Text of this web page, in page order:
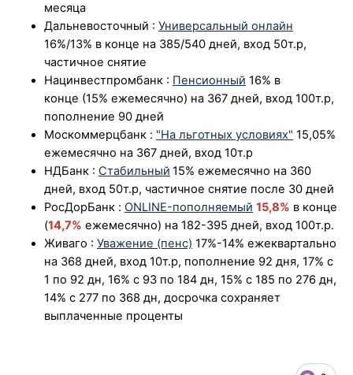
месяца
Дальневосточный : Универсальный онлайн
16%/13% в конце на 385/540 дней, вход 50т.р,
частичное снятие
Нацинвестпромбанк : Пенсионный 16% в
конце (15% ежемесячно) на 367 дней, вход 100т.р,
пополнение 90 дней
Москоммерцбанк : "На льготных условиях" 15,05%
ежемесячно на 367 дней, вход 10т.р
НДБанк : Стабильный 15% ежемесячно на 360
дней, вход 50т.р, частичное снятие после 30 дней
РосДорБанк : ONLINE-пополняемый 15,8% в конце
(14,7% ежемесячно) на 182-395 дней, вход 100т.р.
Живаго : Уважение (пенс) 17%-14% ежеквартально
на 368 дней, вход 10т.р, пополнение 92 дня, 17% с
1 по 92 дн, 16% с 93 по 184 дн, 15% с 185 по 276 дн,
14% с 277 по 368 дн, досрочка сохраняет
выплаченные проценты